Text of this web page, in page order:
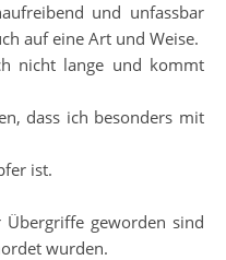
und unfassbar
auf eine Art und Weise.
nicht lange und kommt
dass ich besonders mit
ist.
geworden sind
wurden.